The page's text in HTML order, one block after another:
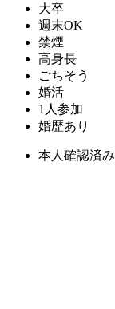
大卒
週末OK
禁煙
高身長
ごちそう
婚活
1人参加
婚歴あり
本人確認済み